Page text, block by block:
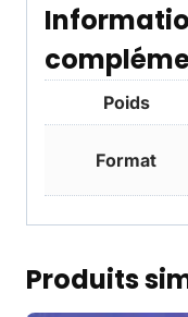
Poids
Format
Produits